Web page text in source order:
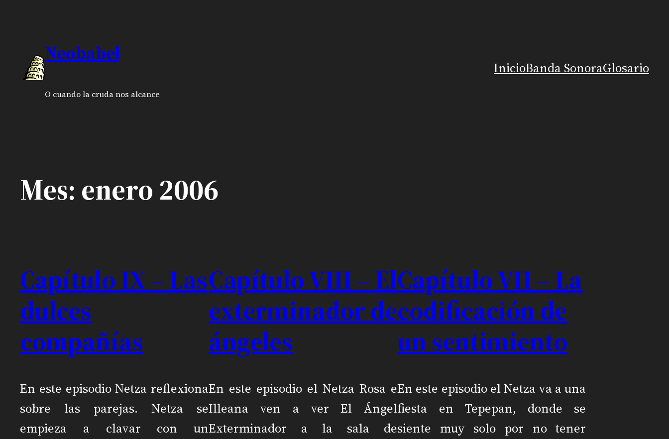
contenidoNeobabel
O cuando la cruda nos alcance
InicioBanda SonoraGlosario
Mes: enero 2006
Capítulo IX – Las
dulces
compañías
En este episodio Netza reflexiona
sobre las parejas. Netza se
empieza a clavar con un
Capítulo VIII – El
exterminador de
ángeles
En este episodio el Netza Rosa e
Illeana ven a ver El Ángel
Exterminador a la sala de
Capítulo VII – La
codificación de
un sentimiento
En este episodio el Netza va a una
fiesta en Tepepan, donde se
siente muy solo por no tener